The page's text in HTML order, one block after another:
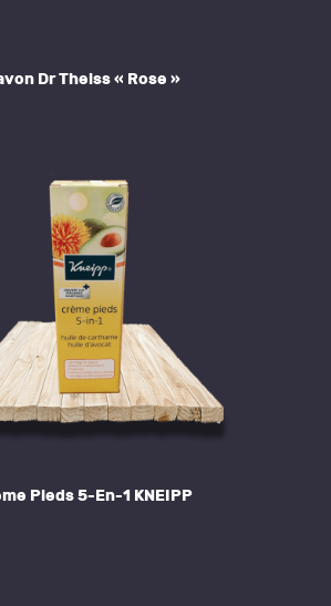
Dr Theiss « Rose »
Pieds 5-En-1 KNEIPP